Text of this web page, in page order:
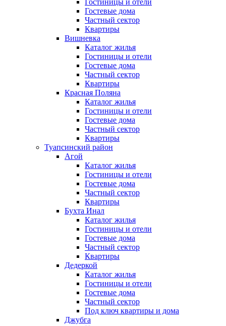
Гостиницы и отели
Гостевые дома
Частный сектор
Квартиры
Вишневка
Каталог жилья
Гостиницы и отели
Гостевые дома
Частный сектор
Квартиры
Красная Поляна
Каталог жилья
Гостиницы и отели
Гостевые дома
Частный сектор
Квартиры
Туапсинский район
Агой
Каталог жилья
Гостиницы и отели
Гостевые дома
Частный сектор
Квартиры
Бухта Инал
Каталог жилья
Гостиницы и отели
Гостевые дома
Частный сектор
Квартиры
Дедеркой
Каталог жилья
Гостиницы и отели
Гостевые дома
Частный сектор
Под ключ квартиры и дома
Джубга